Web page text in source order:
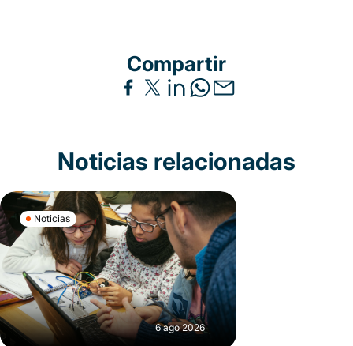
Compartir
Noticias relacionadas
Noticias
6 ago 2026